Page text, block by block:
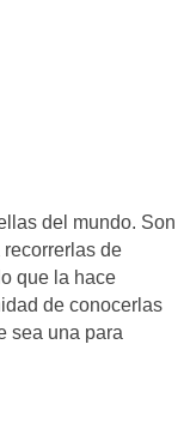
del mundo. Son
de
que la hace
de conocerlas
sea una para